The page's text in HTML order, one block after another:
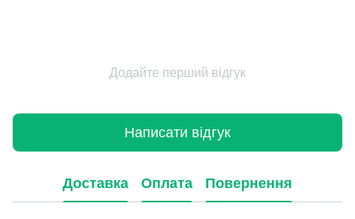
Додайте перший відгук
Написати відгук
Доставка Оплата Повернення